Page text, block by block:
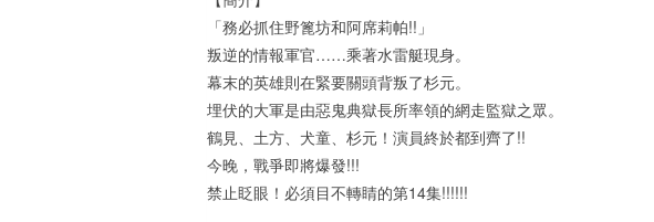
「務必抓住野篦坊和阿席莉帕!!」
叛逆的情報軍官……乘著水雷艇現身。
幕末的英雄則在緊要關頭背叛了杉元。
埋伏的大軍是由惡鬼典獄長所率領的網走監獄之眾。
鶴見、土方、犬童、杉元！演員終於都到齊了!!
今晚，戰爭即將爆發!!!
禁止眨眼！必須目不轉睛的第14集!!!!!!